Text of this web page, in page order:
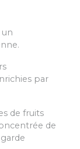
par
de fruits
de